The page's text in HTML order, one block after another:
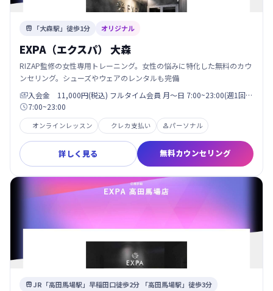
 「大森駅」徒歩1分 オリジナル
EXPA（エクスパ） 大森
RIZAP監修の女性専用トレーニング。女性の悩みに特化した無料のカウ
ンセリング。シューズやウェアのレンタルも完備
入会金 11,000円(税込) フルタイム会員 月〜日 7:00~23:00(週1回…
7:00~23:00
オンラインレッスン クレカ支払い パーソナル
詳しく見る 無料カウンセリング
 JR「高田馬場駅」早稲田口徒歩2分 「高田馬場駅」徒歩3分